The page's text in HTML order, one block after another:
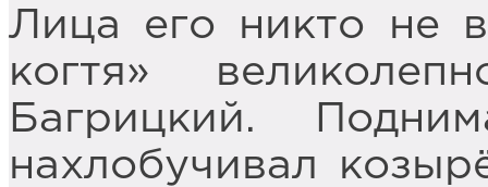
Лица его никто не
когтя»
Багрицкий.
нахлобучивал